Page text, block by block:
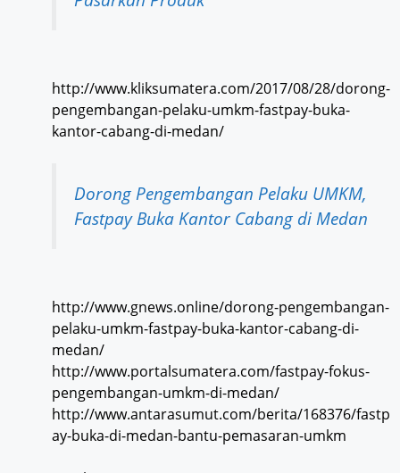
http://www.kliksumatera.com/2017/08/28/dorong-
pengembangan-pelaku-umkm-fastpay-buka-
kantor-cabang-di-medan/
Dorong Pengembangan Pelaku UMKM,
Fastpay Buka Kantor Cabang di Medan
http://www.gnews.online/dorong-pengembangan-
pelaku-umkm-fastpay-buka-kantor-cabang-di-
medan/
http://www.portalsumatera.com/fastpay-fokus-
pengembangan-umkm-di-medan/
http://www.antarasumut.com/berita/168376/fastp
ay-buka-di-medan-bantu-pemasaran-umkm